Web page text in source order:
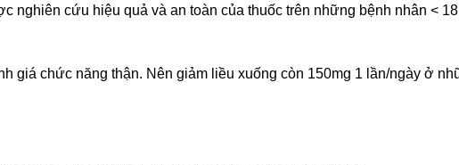
nghiên cứu hiệu quả và an toàn của thuốc trên những bệnh nhân <
giá chức năng thận. Nên giảm liều xuống còn 150mg 1 lần/ngày ở